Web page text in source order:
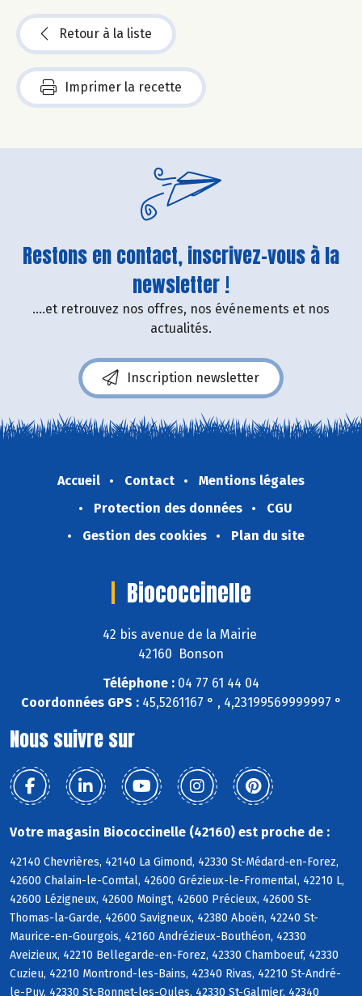
Retour à la liste
Imprimer la recette
Restons en contact, inscrivez-vous à la
newsletter !
....et retrouvez nos offres, nos événements et nos
actualités.
Inscription newsletter
Accueil Contact
Mentions légales
Protection des données
CGU
Gestion des cookies
Plan du site
Biococcinelle
42 bis avenue de la Mairie
42160 Bonson
Téléphone : 04 77 61 44 04
Coordonnées GPS :45,5261167 ° , 4,23199569999997 °
Nous suivre sur
Votre magasin Biococcinelle (42160) est proche de :
42140 Chevrières, 42140 La Gimond, 42330 St-Médard-en-Forez,
42600 Chalain-le-Comtal, 42600 Grézieux-le-Fromental, 42210 L,
42600 Lézigneux, 42600 Moingt, 42600 Précieux, 42600 St-
Thomas-la-Garde, 42600 Savigneux, 42380 Aboën, 42240 St-
Maurice-en-Gourgois, 42160 Andrézieux-Bouthéon, 42330
Aveizieux, 42210 Bellegarde-en-Forez, 42330 Chamboeuf, 42330
Cuzieu, 42210 Montrond-les-Bains, 42340 Rivas, 42210 St-André-
le-Puy, 42330 St-Bonnet-les-Oules, 42330 St-Galmier, 42340